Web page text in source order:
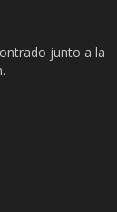
junto a la